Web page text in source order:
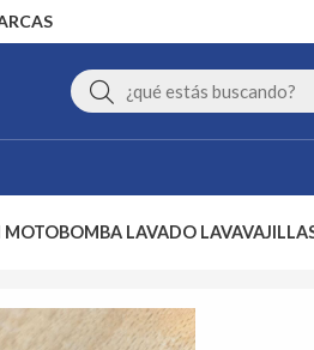
Buscar
MOTOBOMBA LAVADO